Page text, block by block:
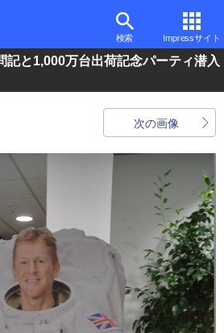
検索 Impressサイト
と1,000万台出荷記念パーティ潜入
次の画像